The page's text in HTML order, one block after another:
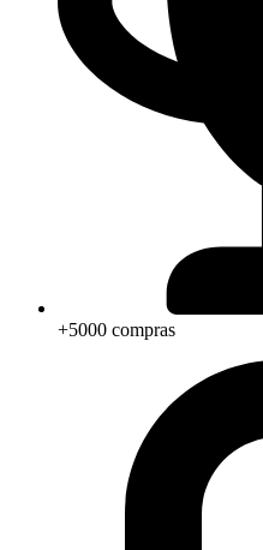
+5000 compras